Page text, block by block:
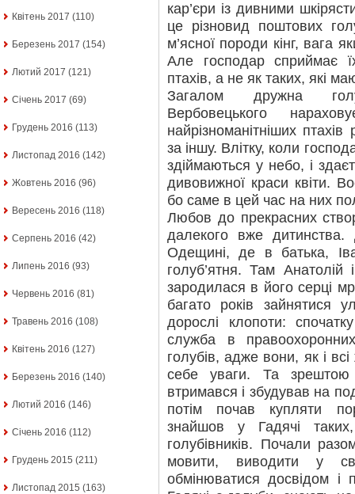
Квітень 2017 (110)
Березень 2017 (154)
Лютий 2017 (121)
Січень 2017 (69)
Грудень 2016 (113)
Листопад 2016 (142)
Жовтень 2016 (96)
Вересень 2016 (118)
Серпень 2016 (42)
Липень 2016 (93)
Червень 2016 (81)
Травень 2016 (108)
Квітень 2016 (127)
Березень 2016 (140)
Лютий 2016 (146)
Січень 2016 (112)
Грудень 2015 (211)
Листопад 2015 (163)
кар’єри із дивними
це різновид поштових
м’ясної породи кінг, вага
Але господар сприймає
птахів, а не як таких, які
Загалом дружна
Вербовецького
найрізноманітніших
за іншу. Влітку, коли
здіймаються у небо, і
дивовижної краси квіти.
бо саме в цей час на них
Любов до прекрасних
далекого вже
Одещині, де в батька,
голуб’ятня. Там Анатолій
зародилася в його серці
багато років зайнятися
дорослі клопоти:
служба в
голубів, адже вони, як і
себе уваги. Та зрештою
втримався і збудував на
потім почав купляти
знайшов у Гадячі
голубівників. Почали
мовити, виводити у
обмінюватися досвідом і